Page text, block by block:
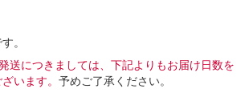
。
送につきましては、下記よりもお届け日数を
います。 予めご了承ください。